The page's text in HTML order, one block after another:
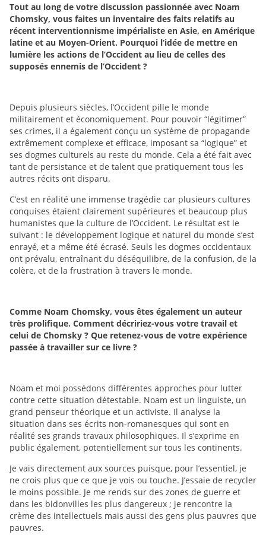
Tout au long de votre discussion passionnée avec Noam
Chomsky, vous faites un inventaire des faits relatifs au
récent interventionnisme impérialiste en Asie, en Amérique
latine et au Moyen-Orient. Pourquoi l’idée de mettre en
lumière les actions de l’Occident au lieu de celles des
supposés ennemis de l’Occident ?
Depuis plusieurs siècles, l’Occident pille le monde
militairement et économiquement. Pour pouvoir “légitimer”
ses crimes, il a également conçu un système de propagande
extrêmement complexe et efficace, imposant sa “logique” et
ses dogmes culturels au reste du monde. Cela a été fait avec
tant de persistance et de talent que pratiquement tous les
autres récits ont disparu.
C’est en réalité une immense tragédie car plusieurs cultures
conquises étaient clairement supérieures et beaucoup plus
humanistes que la culture de l’Occident. Le résultat est le
suivant : le développement logique et naturel du monde s’est
enrayé, et a même été écrasé. Seuls les dogmes occidentaux
ont prévalu, entraînant du déséquilibre, de la confusion, de la
colère, et de la frustration à travers le monde.
Comme Noam Chomsky, vous êtes également un auteur
très prolifique. Comment décririez-vous votre travail et
celui de Chomsky ? Que retenez-vous de votre expérience
passée à travailler sur ce livre ?
Noam et moi possédons différentes approches pour lutter
contre cette situation détestable. Noam est un linguiste, un
grand penseur théorique et un activiste. Il analyse la
situation dans ses écrits non-romanesques qui sont en
réalité ses grands travaux philosophiques. Il s’exprime en
public également, potentiellement sur tous les continents.
Je vais directement aux sources puisque, pour l’essentiel, je
ne crois plus que ce que je vois ou touche. J’essaie de recycler
le moins possible. Je me rends sur des zones de guerre et
dans les bidonvilles les plus dangereux ; je rencontre la
crème des intellectuels mais aussi des gens plus pauvres que
pauvres.